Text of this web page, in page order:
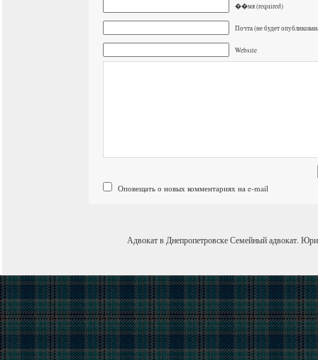
��мя (required)
Почта (не будет
Website
Оповещать о новых комментариях на e-mail
Адвокат в ДнепропетровскеСемейный адвокат.